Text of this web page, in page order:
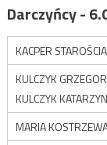
Darczyńcy -
KACPER
KULCZYK
KULCZYK
MARIA